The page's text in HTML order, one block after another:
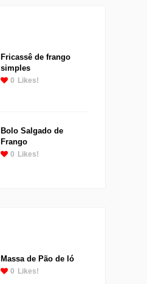
Fricassê de frango
simples
0 Likes!
Bolo Salgado de
Frango
0 Likes!
Massa de Pão de ló
0 Likes!